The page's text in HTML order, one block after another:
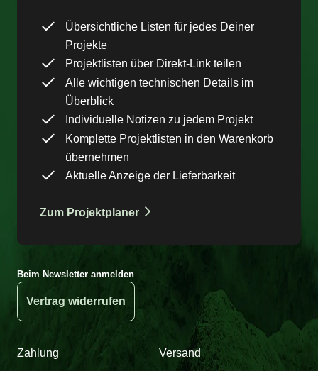
Übersichtliche Listen für jedes Deiner
Projekte
Projektlisten über Direkt-Link teilen
Alle wichtigen technischen Details im
Überblick
Individuelle Notizen zu jedem Projekt
Komplette Projektlisten in den Warenkorb
übernehmen
Aktuelle Anzeige der Lieferbarkeit
Zum Projektplaner
Beim Newsletter anmelden
Vertrag widerrufen
Zahlung Versand